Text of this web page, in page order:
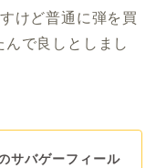
けど普通に弾を買
で良しとしまし
サバゲーフィール